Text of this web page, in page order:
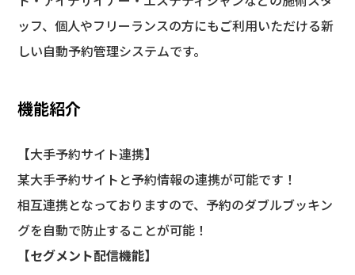
ッフ、個人やフリーランスの方にもご利用いただける新
しい自動予約管理システムです。
機能紹介
【大手予約サイト連携】
某大手予約サイトと予約情報の連携が可能です！
相互連携となっておりますので、予約のダブルブッキン
グを自動で防止することが可能！
【セグメント配信機能】